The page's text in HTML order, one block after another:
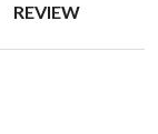
REVIEW